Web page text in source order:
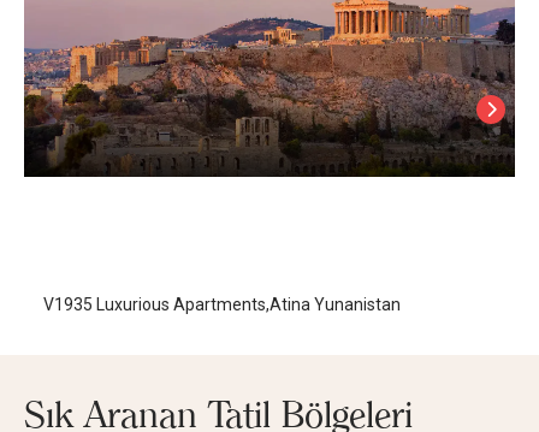
V1935 Luxurious Apartments,Atina Yunanistan
Sık Aranan Tatil Bölgeleri